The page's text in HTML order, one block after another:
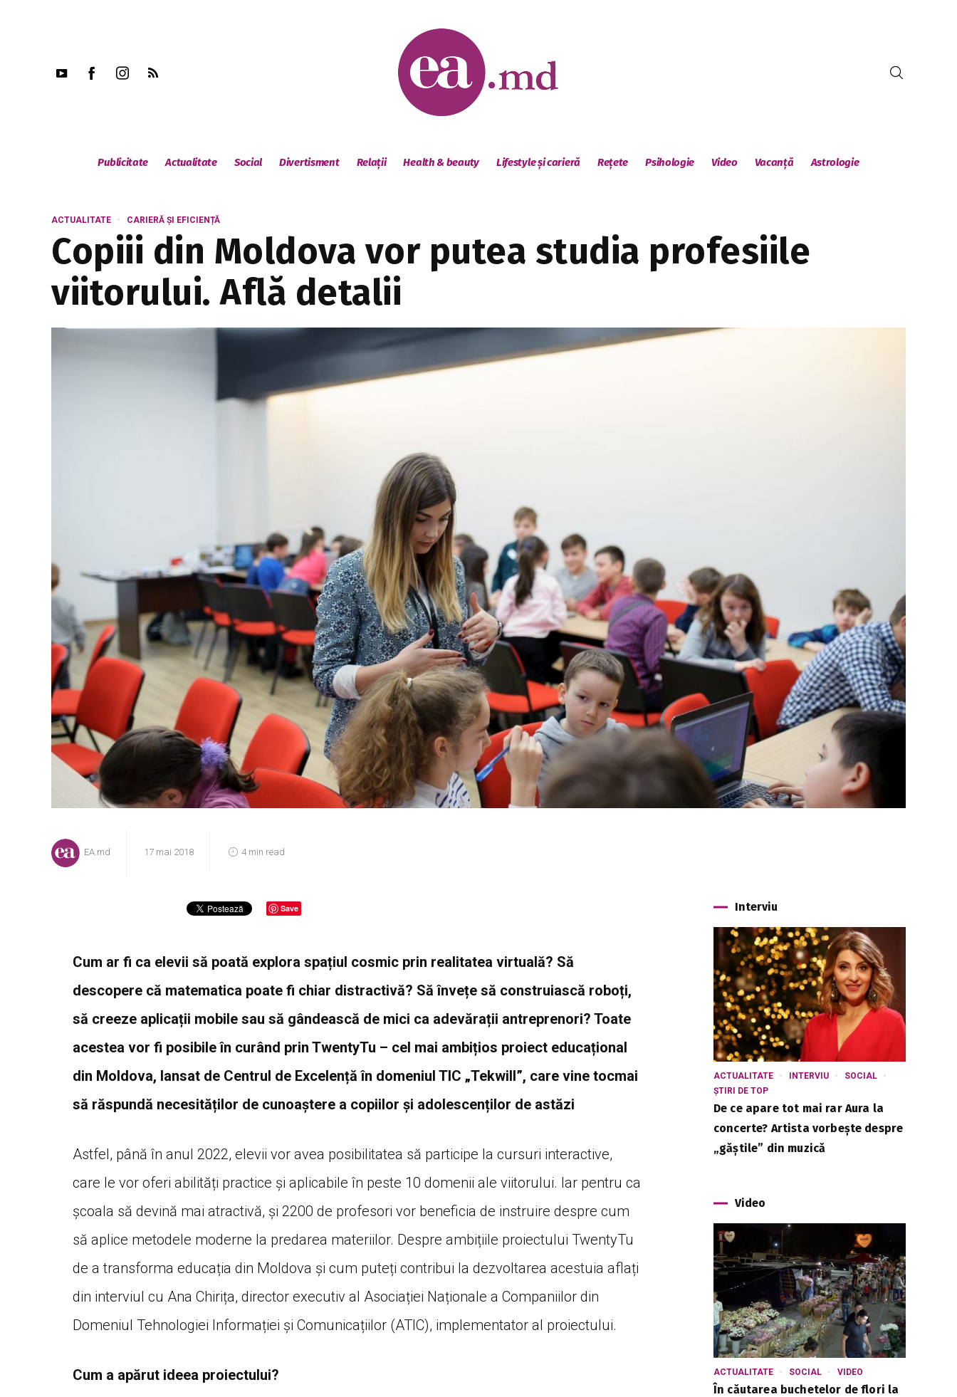
Publicitate Actualitate Social Divertisment Relații Health & beauty Lifestyle și carieră Rețete Psihologie Video Vacanță Astrologie
ACTUALITATE CARIERĂ ȘI EFICIENȚĂ
Copiii din Moldova vor putea studia profesiile
viitorului. Află detalii
EA.md 17 mai 2018 4 min read
Save
Cum ar fi ca elevii să poată explora spațiul cosmic prin realitatea virtuală? Să
descopere că matematica poate fi chiar distractivă? Să învețe să construiască roboți,
să creeze aplicații mobile sau să gândească de mici ca adevărații antreprenori? Toate
acestea vor fi posibile în curând prin TwentyTu – cel mai ambițios proiect educațional
din Moldova, lansat de Centrul de Excelență în domeniul TIC „Tekwill”, care vine tocmai
să răspundă necesităților de cunoaștere a copiilor și adolescenților de astăzi
Astfel, până în anul 2022, elevii vor avea posibilitatea să participe la cursuri interactive,
care le vor oferi abilități practice și aplicabile în peste 10 domenii ale viitorului. Iar pentru ca
școala să devină mai atractivă, și 2200 de profesori vor beneficia de instruire despre cum
să aplice metodele moderne la predarea materiilor. Despre ambițiile proiectului TwentyTu
de a transforma educația din Moldova și cum puteți contribui la dezvoltarea acestuia aflați
din interviul cu Ana Chirița, director executiv al Asociației Naționale a Companiilor din
Domeniul Tehnologiei Informației și Comunicațiilor (ATIC), implementator al proiectului.
Cum a apărut ideea proiectului?
Interviu
ACTUALITATE INTERVIU
SOCIAL
ȘTIRI DE TOP
De ce apare tot mai rar Aura la
concerte? Artista vorbește despre
„găștile” din muzică
Video
ACTUALITATE SOCIAL VIDEO
În căutarea buchetelor de flori la